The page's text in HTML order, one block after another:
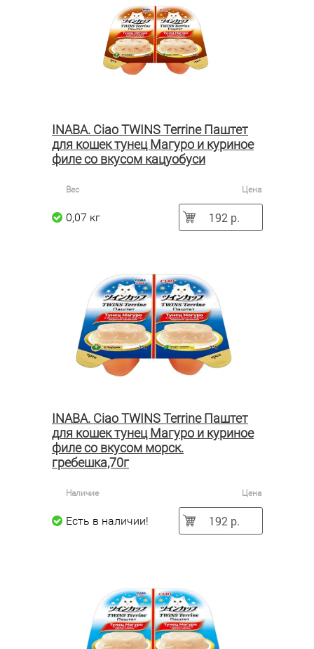
INABA. Ciao TWINS Terrine Паштет
для кошек тунец Магуро и куриное
филе со вкусом кацуобуси
Вес Цена
0,07 кг 192 р.
INABA. Ciao TWINS Terrine Паштет
для кошек тунец Магуро и куриное
филе со вкусом морск.
гребешка,70г
Наличие Цена
Есть в наличии! 192 р.